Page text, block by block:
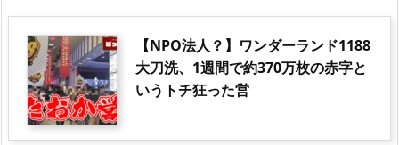
【NPO法人？】ワンダーランド1188
大刀洗、1週間で約370万枚の赤字と
いうトチ狂った営